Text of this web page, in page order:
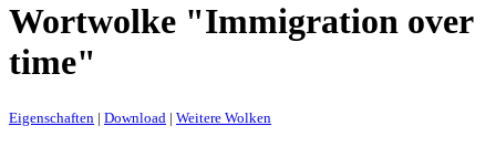
Wortwolke "Immigration over
time"
Eigenschaften | Download | Weitere Wolken